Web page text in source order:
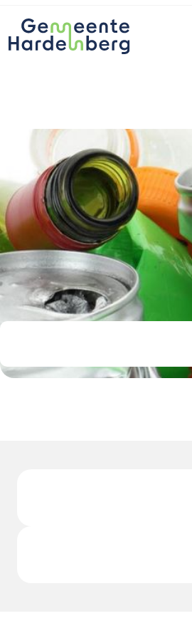
Ga naar de hoofdinhoud